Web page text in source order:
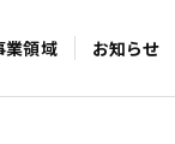
業領域 お知らせ